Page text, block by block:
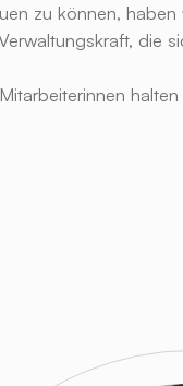
zu können,
die